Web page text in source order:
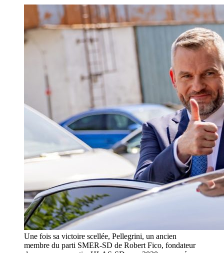
Une fois sa victoire scellée, Pellegrini, un ancien
membre du parti SMER-SD de Robert Fico, fondateur